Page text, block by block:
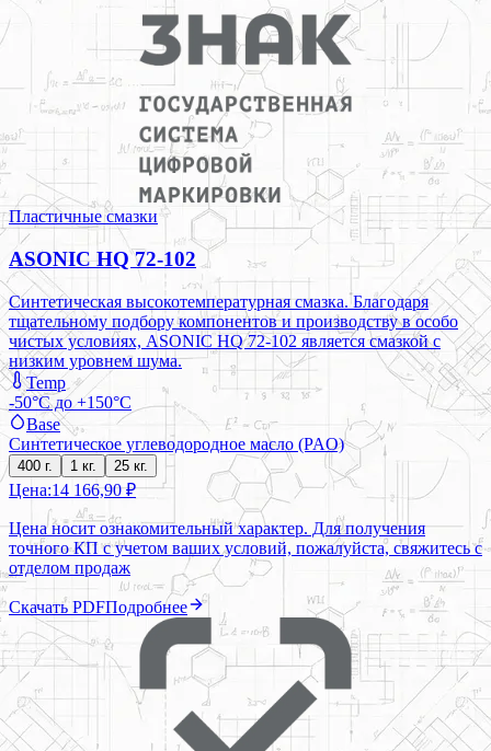
Пластичные смазки
ASONIC HQ 72-102
Синтетическая высокотемпературная смазка. Благодаря
тщательному подбору компонентов и производству в особо
чистых условиях, ASONIC HQ 72-102 является смазкой с
низким уровнем шума.
Temp
-50°C до +150°C
Base
Синтетическое углеводородное масло (PAO)
400 г. 1 кг. 25 кг.
Цена:14 166,90 ₽
Цена носит ознакомительный характер. Для получения
точного КП с учетом ваших условий, пожалуйста, свяжитесь с
отделом продаж
Скачать PDFПодробнее